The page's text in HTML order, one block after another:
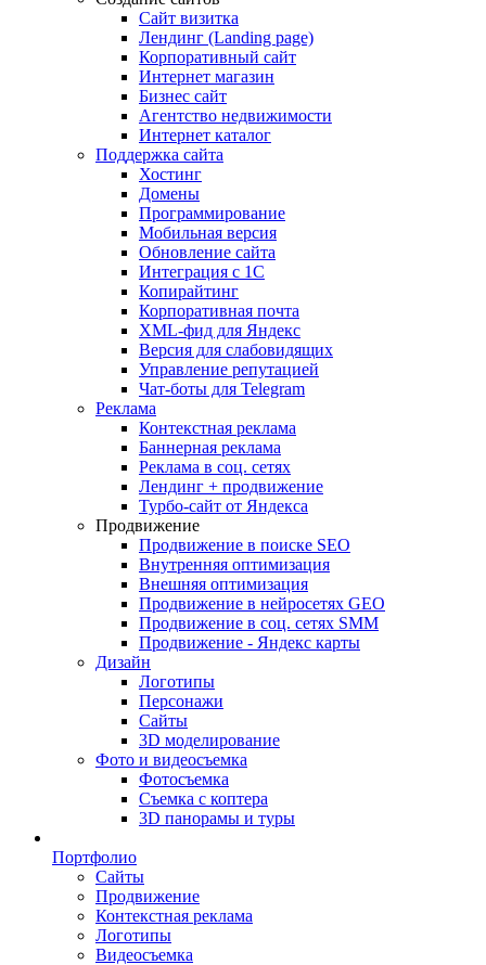
Сайт визитка
Лендинг (Landing page)
Корпоративный сайт
Интернет магазин
Бизнес сайт
Агентство недвижимости
Интернет каталог
Поддержка сайта
Хостинг
Домены
Программирование
Мобильная версия
Обновление сайта
Интеграция с 1С
Копирайтинг
Корпоративная почта
XML-фид для Яндекс
Версия для слабовидящих
Управление репутацией
Чат-боты для Telegram
Реклама
Контекстная реклама
Баннерная реклама
Реклама в соц. сетях
Лендинг + продвижение
Турбо-сайт от Яндекса
Продвижение
Продвижение в поиске SEO
Внутренняя оптимизация
Внешняя оптимизация
Продвижение в нейросетях GEO
Продвижение в соц. сетях SMM
Продвижение - Яндекс карты
Дизайн
Логотипы
Персонажи
Сайты
3D моделирование
Фото и видеосъемка
Фотосъемка
Съемка с коптера
3D панорамы и туры
Портфолио
Сайты
Продвижение
Контекстная реклама
Логотипы
Видеосъемка